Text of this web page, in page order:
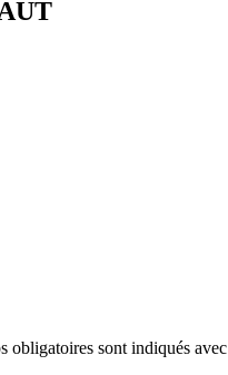
obligatoires sont indiqués avec